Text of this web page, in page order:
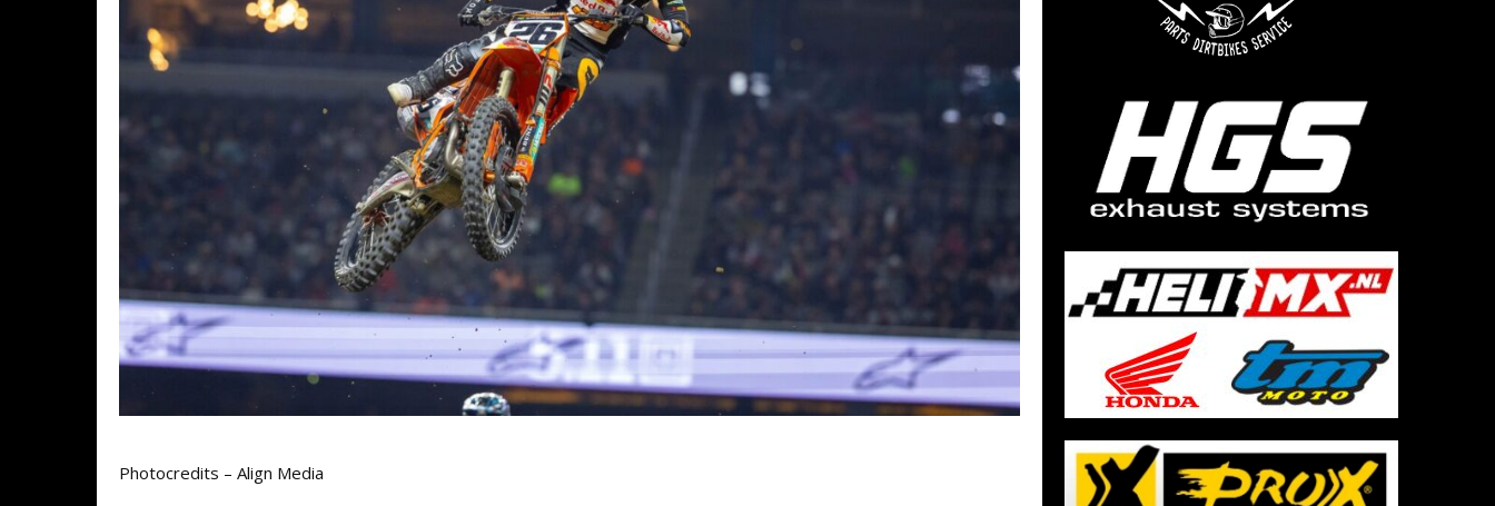
Photocredits – Align Media